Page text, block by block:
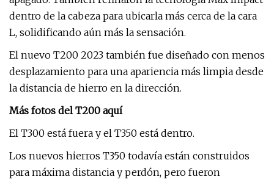
dentro de la cabeza para ubicarla más cerca de la cara
L, solidificando aún más la sensación.
El nuevo T200 2023 también fue diseñado con menos
desplazamiento para una apariencia más limpia desde
la distancia de hierro en la dirección.
Más fotos del T200 aquí
El T300 está fuera y el T350 está dentro.
Los nuevos hierros T350 todavía están construidos
para máxima distancia y perdón, pero fueron